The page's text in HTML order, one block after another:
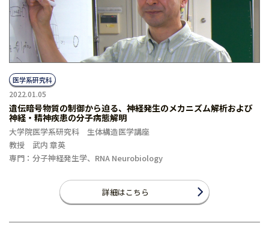
医学系研究科
2022.01.05
遺伝暗号物質の制御から迫る、神経発生のメカニズム解析および
神経・精神疾患の分子病態解明
大学院医学系研究科 生体構造医学講座
教授 武内 章英
専門：分子神経発生学、RNA Neurobiology
詳細はこちら